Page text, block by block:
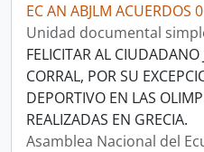
EC AN ABJLM ACUERDOS
Unidad documental
FELICITAR AL
CORRAL, POR SU
DEPORTIVO EN LAS
REALIZADAS EN GRECIA.
Asamblea Nacional del